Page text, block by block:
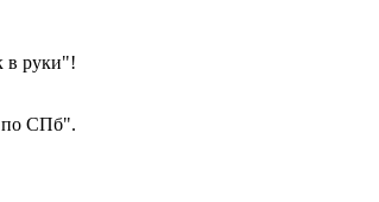
в руки"!
по СПб".